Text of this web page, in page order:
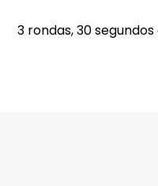
3 rondas, 30